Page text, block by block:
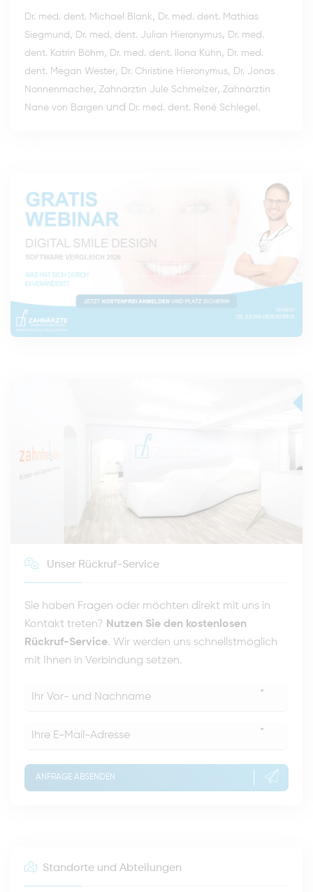
Dr. med. dent. Michael Blank, Dr. med. dent. Mathias
Siegmund , Dr. med. dent. Julian Hieronymus, Dr. med.
dent. Katrin Böhm, Dr. med. dent. Ilona Kühn, Dr. med.
dent. Megan Wester, Dr. Christine Hieronymus, Dr. Jonas
Nonnenmacher, Zahnärztin Jule Schmelzer, Zahnärztin
Nane von Bargen und Dr. med. dent. René Schlegel .
Unser Rückruf-Service
Sie haben Fragen oder möchten direkt mit uns in
Kontakt treten? Nutzen Sie den kostenlosen
Rückruf-Service. Wir werden uns schnellstmöglich
mit Ihnen in Verbindung setzen.
*
*
ANFRAGE ABSENDEN
Standorte und Abteilungen